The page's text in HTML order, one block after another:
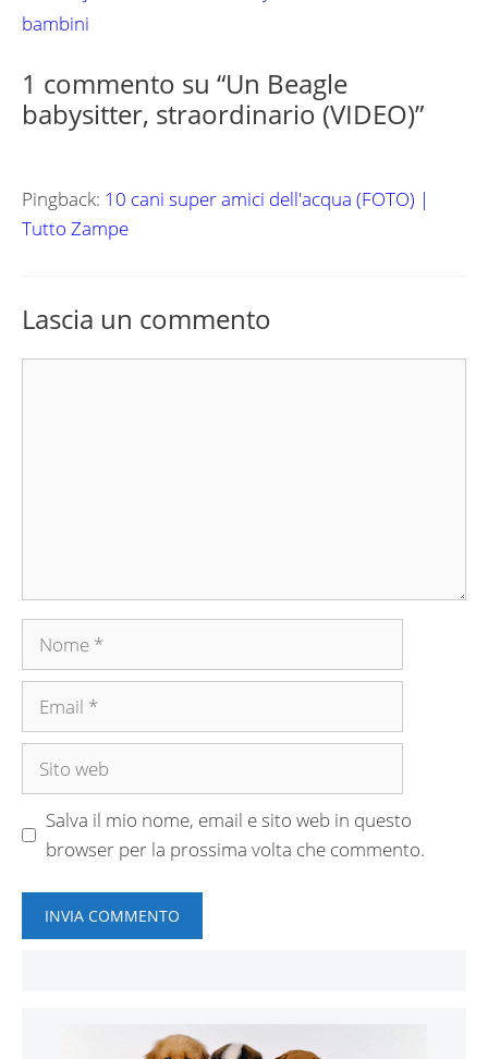
bambini
1 commento su “Un Beagle
babysitter, straordinario (VIDEO)”
Pingback: 10 cani super amici dell'acqua (FOTO) |
Tutto Zampe
Lascia un commento
Nome
Email
Sito
Salva il mio nome, email e sito web in questo
browser per la prossima volta che commento.